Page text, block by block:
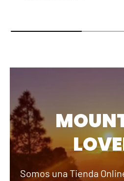
Somos una Tienda